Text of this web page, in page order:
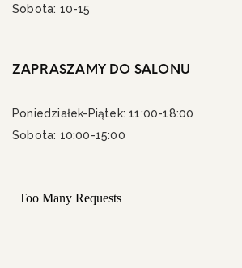
Sobota: 10-15
ZAPRASZAMY DO SALONU
Poniedziałek-Piątek: 11:00-18:00
Sobota: 10:00-15:00